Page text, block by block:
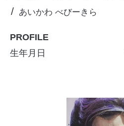
あいかわ べびーきら
PROFILE
生年月日